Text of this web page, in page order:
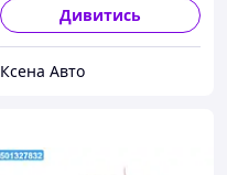
Дивитись
Ксена Авто